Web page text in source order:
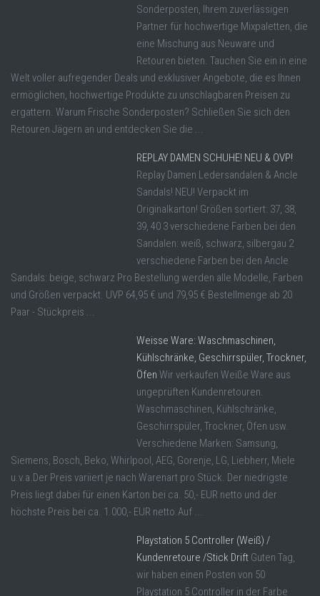
Sonderposten, Ihrem zuverlässigen
Partner für hochwertige Mixpaletten, die
eine Mischung aus Neuware und
Retouren bieten. Tauchen Sie ein in eine
Welt voller aufregender Deals und exklusiver Angebote, die es Ihnen
ermöglichen, hochwertige Produkte zu unschlagbaren Preisen zu
ergattern. Warum Frische Sonderposten? Schließen Sie sich den
Retouren Jägern an und entdecken Sie die ...
REPLAY DAMEN SCHUHE! NEU & OVP!
Replay Damen Ledersandalen & Ancle
Sandals! NEU! Verpackt im
Originalkarton! Größen sortiert: 37, 38,
39, 40 3 verschiedene Farben bei den
Sandalen: weiß, schwarz, silbergau 2
verschiedene Farben bei den Ancle
Sandals: beige, schwarz Pro Bestellung werden alle Modelle, Farben
und Größen verpackt. UVP 64,95 € und 79,95 € Bestellmenge ab 20
Paar - Stückpreis ...
Weisse Ware: Waschmaschinen,
Kühlschränke, Geschirrspüler, Trockner,
Öfen Wir verkaufen Weiße Ware aus
ungeprüften Kundenretouren.
Waschmaschinen, Kühlschränke,
Geschirrspüler, Trockner, Öfen usw.
Verschiedene Marken: Samsung,
Siemens, Bosch, Beko, Whirlpool, AEG, Gorenje, LG, Liebherr, Miele
u.v.a.Der Preis variiert je nach Warenart pro Stück. Der niedrigste
Preis liegt dabei für einen Karton bei ca. 50,- EUR netto und der
höchste Preis bei ca. 1.000,- EUR netto.Auf ...
Playstation 5 Controller (Weiß) /
Kundenretoure /Stick Drift Guten Tag,
wir haben einen Posten von 50
Playstation 5 Controller in der Farbe